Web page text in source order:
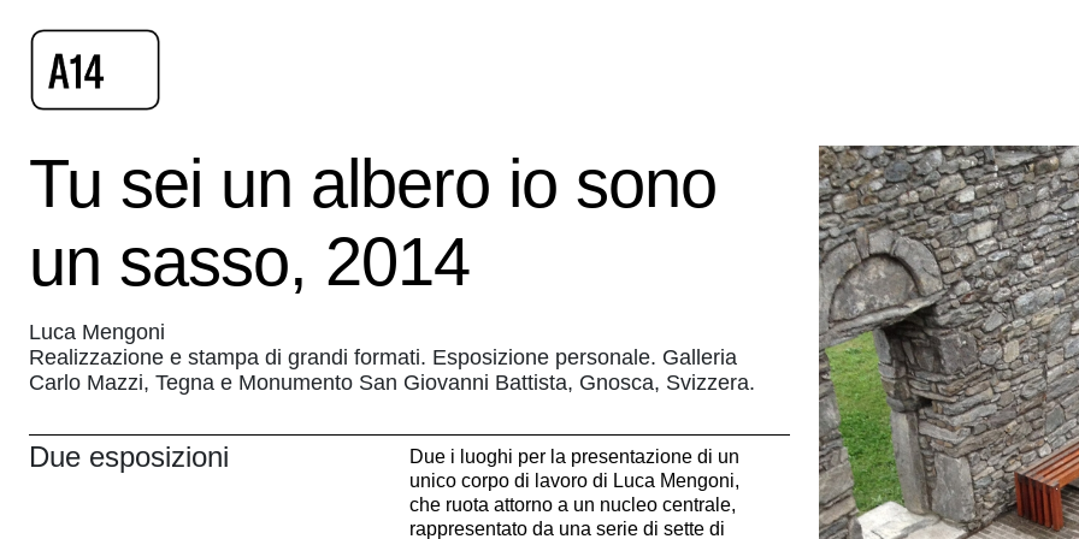
Tu sei un albero io sono
un sasso, 2014
Luca Mengoni
Realizzazione e stampa di grandi formati. Esposizione personale. Galleria
Carlo Mazzi, Tegna e Monumento San Giovanni Battista, Gnosca, Svizzera.
Due esposizioni
Due i luoghi per la presentazione di un
unico corpo di lavoro di Luca Mengoni,
che ruota attorno a un nucleo centrale,
rappresentato da una serie di sette di